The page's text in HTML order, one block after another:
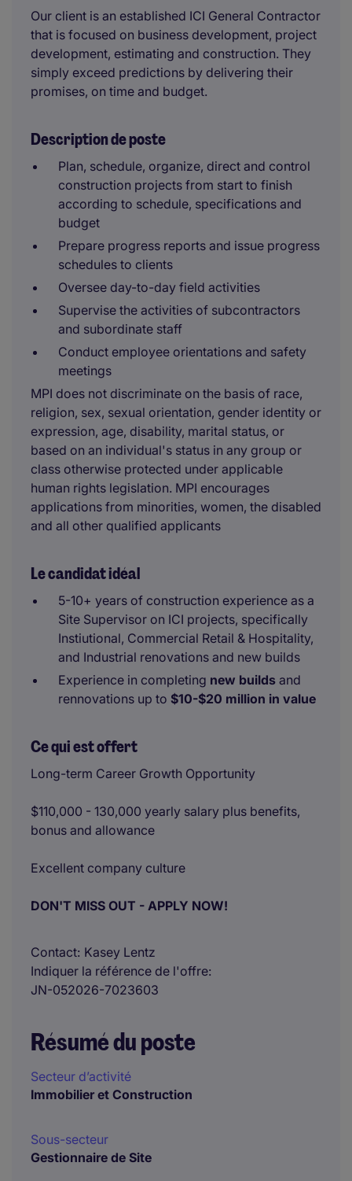
Our client is an established ICI General Contractor
that is focused on business development, project
development, estimating and construction. They
simply exceed predictions by delivering their
promises, on time and budget.
Description de poste
Plan, schedule, organize, direct and control
construction projects from start to finish
according to schedule, specifications and
budget
Prepare progress reports and issue progress
schedules to clients
Oversee day-to-day field activities
Supervise the activities of subcontractors
and subordinate staff
Conduct employee orientations and safety
meetings
MPI does not discriminate on the basis of race,
religion, sex, sexual orientation, gender identity or
expression, age, disability, marital status, or
based on an individual's status in any group or
class otherwise protected under applicable
human rights legislation. MPI encourages
applications from minorities, women, the disabled
and all other qualified applicants
Le candidat idéal
5-10+ years of construction experience as a
Site Supervisor on ICI projects, specifically
Instiutional, Commercial Retail & Hospitality,
and Industrial renovations and new builds
Experience in completing new builds and
rennovations up to $10-$20 million in value
Ce qui est offert
Long-term Career Growth Opportunity
$110,000 - 130,000 yearly salary plus benefits,
bonus and allowance
Excellent company culture
DON'T MISS OUT - APPLY NOW!
Contact Kasey Lentz
Indiquer la référence de l'offre
JN-052026-7023603
Résumé du poste
Secteur d’activité
Immobilier et Construction
Sous-secteur
Gestionnaire de Site